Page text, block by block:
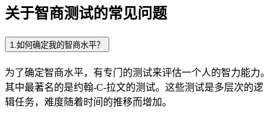
关于智商测试的常见问题
1.如何确定我的智商水平？
为了确定智商水平，有专门的测试来评估一个人的智力能力。
其中最著名的是约翰-C-拉文的测试。这些测试是多层次的逻
辑任务，难度随着时间的推移而增加。